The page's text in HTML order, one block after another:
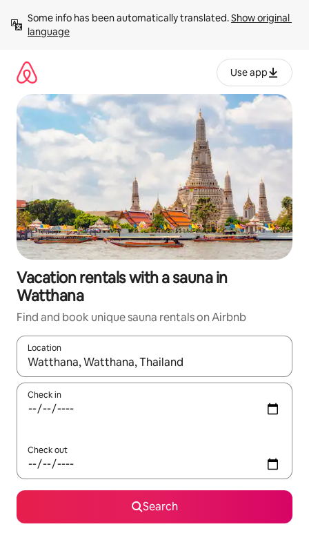
content
Some info has been automatically translated. Show original
language
Use app
Vacation rentals with a sauna in
Watthana
Find and book unique sauna rentals on Airbnb
Location
When results are available, navigate with up and down arrow
Check in
Check out
Search